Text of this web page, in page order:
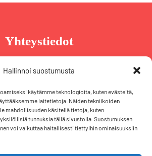
Hallinnoi suostumusta
käytämme teknologioita, kuten evästeitä,
laitetietoja. Näiden tekniikoiden
mahdollisuuden käsitellä tietoja, kuten
tunnuksia tällä sivustolla. Suostumuksen
voi vaikuttaa haitallisesti tiettyihin ominaisuuksiin
Yhteystiedot
Taru Reinikainen
Vaalipäällikö
+358 50 574 2355